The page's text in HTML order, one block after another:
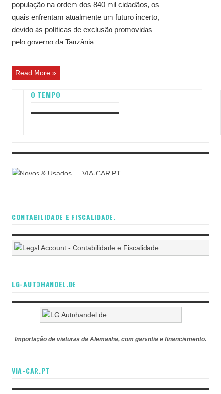
população na ordem dos 840 mil cidadãos, os
quais enfrentam atualmente um futuro incerto,
devido às políticas de exclusão promovidas
pelo governo da Tanzânia.
Read More »
O TEMPO
CONTABILIDADE E FISCALIDADE.
LG-AUTOHANDEL.DE
Importação de viaturas da Alemanha, com garantia e financiamento.
VIA-CAR.PT